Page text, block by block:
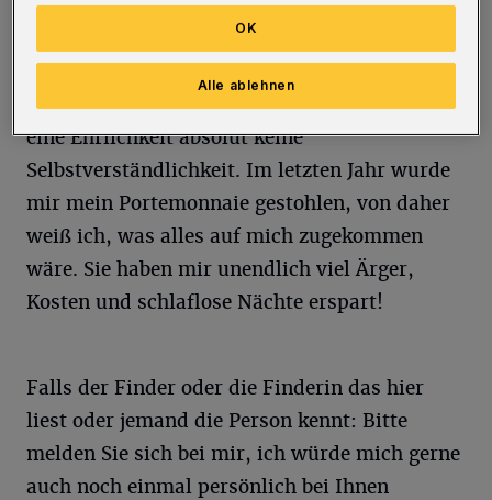
Geldbörse.
Kurze Zeit später wurde sie unversehrt im
Eiscafé abgegeben. In der heutigen Zeit ist so
eine Ehrlichkeit absolut keine
Selbstverständlichkeit. Im letzten Jahr wurde
mir mein Portemonnaie gestohlen, von daher
weiß ich, was alles auf mich zugekommen
wäre. Sie haben mir unendlich viel Ärger,
Kosten und schlaflose Nächte erspart!
Falls der Finder oder die Finderin das hier
liest oder jemand die Person kennt: Bitte
melden Sie sich bei mir, ich würde mich gerne
auch noch einmal persönlich bei Ihnen
Alle ablehnen
OK